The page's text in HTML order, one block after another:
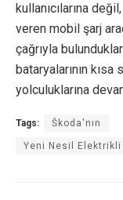
kullanıcılarına
veren mobil şarj
çağrıyla
bataryalarının
yolculuklarına
Tags: Škoda'nın
Yeni Nesil Elektrikli